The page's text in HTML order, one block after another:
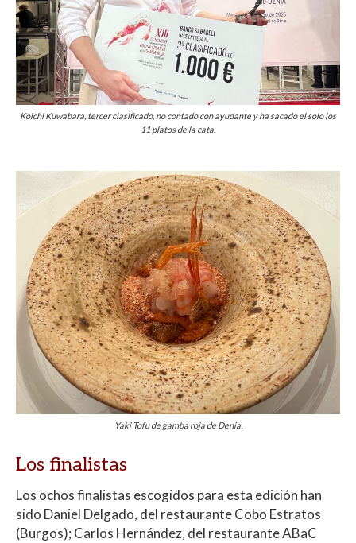
Koichi Kuwabara, tercer clasificado, no contado con ayudante y ha sacado el solo los
11 platos de la cata.
Yaki Tofu de gamba roja de Denia.
Los finalistas
Los ochos finalistas escogidos para esta edición han
sido Daniel Delgado, del restaurante Cobo Estratos
(Burgos); Carlos Hernández, del restaurante ABaC